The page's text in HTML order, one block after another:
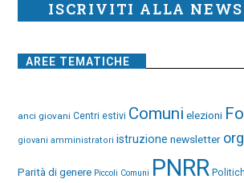
ISCRIVITI ALLA
AREE TEMATICHE
anci giovani Centri estivi Comuni elezioni
giovani amministratori istruzione newsletter
Parità di genere Piccoli Comuni PNRR